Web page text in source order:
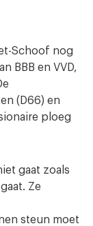
Schoof nog
BBB en VVD,
(D66) en
ploeg
gaat zoals
Ze
steun moet